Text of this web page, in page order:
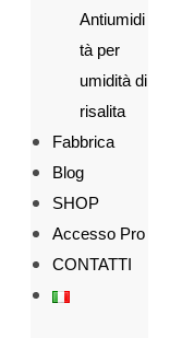
Antiumidi
tà per
umidità di
risalita
Fabbrica
Blog
SHOP
Accesso Pro
CONTATTI